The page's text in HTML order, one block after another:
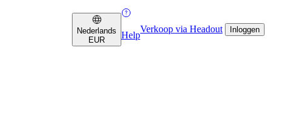
Nederlands
EUR
Help
Verkoop via Headout Inloggen